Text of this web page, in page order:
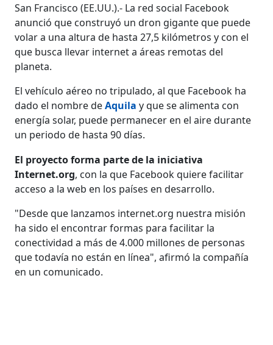
San Francisco (EE.UU.).- La red social Facebook
anunció que construyó un dron gigante que puede
volar a una altura de hasta 27,5 kilómetros y con el
que busca llevar internet a áreas remotas del
planeta.
El vehículo aéreo no tripulado, al que Facebook ha
dado el nombre deAquila y que se alimenta con
energía solar, puede permanecer en el aire durante
un periodo de hasta 90 días.
El proyecto forma parte de la iniciativa
Internet.org, con la que Facebook quiere facilitar
acceso a la web en los países en desarrollo.
"Desde que lanzamos internet.org nuestra misión
ha sido el encontrar formas para facilitar la
conectividad a más de 4.000 millones de personas
que todavía no están en línea", afirmó la compañía
en un comunicado.